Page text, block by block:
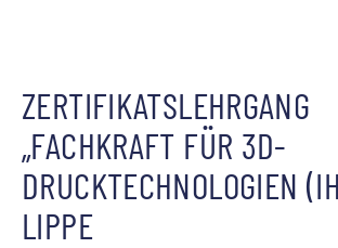
ZERTIFIKATSLEHRGANG
„FACHKRAFT FÜR 3D-
DRUCKTECHNOLOGIEN
LIPPE